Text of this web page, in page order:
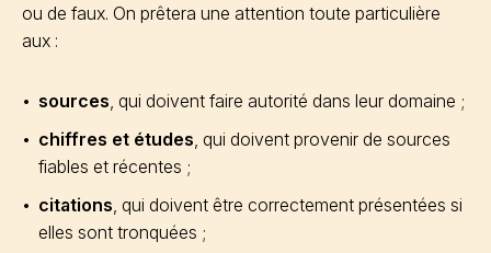
ou de faux. On prêtera une attention toute particulière
aux :
sources , qui doivent faire autorité dans leur domaine ;
chiffres et études , qui doivent provenir de sources
fiables et récentes ;
citations , qui doivent être correctement présentées si
elles sont tronquées ;